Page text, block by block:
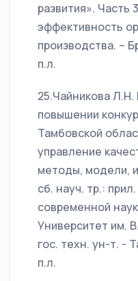
развития». Часть
эффективность
производства. –
п.л.
25.Чайникова Л.Н.
повышении
Тамбовской
управление
методы, модели,
сб. науч. тр.:
современной
Университет им.
гос. техн. ун-т. -
п.л.